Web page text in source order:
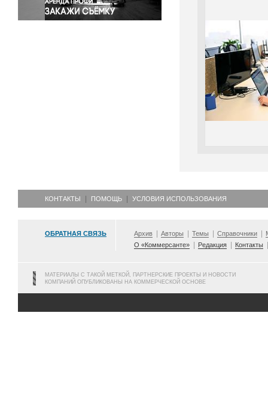
КОНТАКТЫ ПОМОЩЬ УСЛОВИЯ ИСПОЛЬЗОВАНИЯ
ОБРАТНАЯ СВЯЗЬ Архив Авторы Темы Справочники
О «Коммерсанте»
Редакция Контакты
МАТЕРИАЛЫ С ТАКОЙ МЕТКОЙ, ПАРТНЕРСКИЕ ПРОЕКТЫ И НОВОСТИ
КОМПАНИЙ ОПУБЛИКОВАНЫ НА КОММЕРЧЕСКОЙ ОСНОВЕ